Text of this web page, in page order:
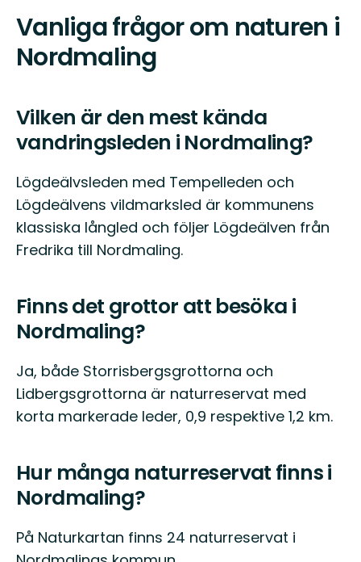
Vanliga frågor om naturen i
Nordmaling
Vilken är den mest kända
vandringsleden i Nordmaling?
Lögdeälvsleden med Tempelleden och
Lögdeälvens vildmarksled är kommunens
klassiska långled och följer Lögdeälven från
Fredrika till Nordmaling.
Finns det grottor att besöka i
Nordmaling?
Ja, både Storrisbergsgrottorna och
Lidbergsgrottorna är naturreservat med
korta markerade leder, 0,9 respektive 1,2 km.
Hur många naturreservat finns i
Nordmaling?
På Naturkartan finns 24 naturreservat i